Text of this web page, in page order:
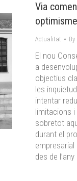
Via
optimisme
Actualitat By
El nou
a
objectius
les
intentar
limitacions
sobretot
durant el
empresarial
des de